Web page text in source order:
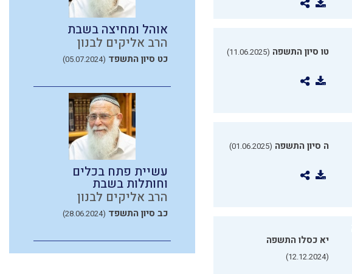
טו סיון התשפה (11.06.2025)
ה סיון התשפה (01.06.2025)
יא כסלו התשפה
(12.12.2024)
אוהל ומחיצה בשבת
הרב אליקים לבנון
כט סיון התשפד (05.07.2024)
עשיית פתח בכלים
וחותלות בשבת
הרב אליקים לבנון
כב סיון התשפד (28.06.2024)